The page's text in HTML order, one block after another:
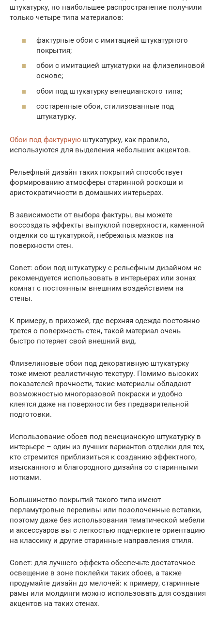
штукатурку, но наибольшее распространение получили
только четыре типа материалов:
фактурные обои с имитацией штукатурного
покрытия;
обои с имитацией штукатурки на флизелиновой
основе;
обои под штукатурку венецианского типа;
состаренные обои, стилизованные под
штукатурку.
Обои под фактурную штукатурку, как правило,
используются для выделения небольших акцентов.
Рельефный дизайн таких покрытий способствует
формированию атмосферы старинной роскоши и
аристократичности в домашних интерьерах.
В зависимости от выбора фактуры, вы можете
воссоздать эффекты выпуклой поверхности, каменной
отделки со штукатуркой, небрежных мазков на
поверхности стен.
Совет: обои под штукатурку с рельефным дизайном не
рекомендуется использовать в интерьерах или зонах
комнат с постоянным внешним воздействием на
стены.
К примеру, в прихожей, где верхняя одежда постоянно
трется о поверхность стен, такой материал очень
быстро потеряет свой внешний вид.
Флизелиновые обои под декоративную штукатурку
тоже имеют реалистичную текстуру. Помимо высоких
показателей прочности, такие материалы обладают
возможностью многоразовой покраски и удобно
клеятся даже на поверхности без предварительной
подготовки.
Использование обоев под венецианскую штукатурку в
интерьере – один из лучших вариантов отделки для тех,
кто стремится приблизиться к созданию эффектного,
изысканного и благородного дизайна со старинными
нотками.
Большинство покрытий такого типа имеют
перламутровые переливы или позолоченные вставки,
поэтому даже без использования тематической мебели
и аксессуаров вы с легкостью подчеркнете ориентацию
на классику и другие старинные направления стиля.
Совет: для лучшего эффекта обеспечьте достаточное
освещение в зоне поклейки таких обоев, а также
продумайте дизайн до мелочей: к примеру, старинные
рамы или молдинги можно использовать для создания
акцентов на таких стенах.